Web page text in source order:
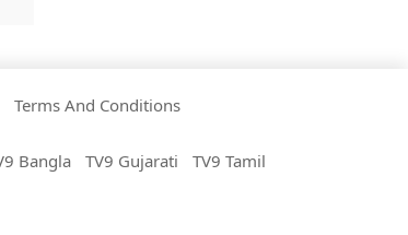
Terms And Conditions
Bangla TV9 Gujarati
TV9 Tamil